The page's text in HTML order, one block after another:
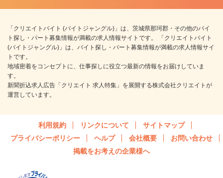
「クリエイトバイト (バイトジャングル)」は、茨城県那珂郡・その他のバイ
ト探し・パート募集情報が満載の求人情報サイトです。 「クリエイトバイト
(バイトジャングル)」は、バイト探し・パート募集情報が満載の求人情報サイ
トです。
地域密着をコンセプトに、仕事探しに役立つ最新の情報をお届けしていま
す。
新聞折込求人広告「クリエイト 求人特集」を展開する株式会社クリエイトが
運営しています。
利用規約 リンクについて
サイトマップ
プライバシーポリシー
ヘルプ 会社概要
お問い合わせ
掲載をお考えの企業様へ